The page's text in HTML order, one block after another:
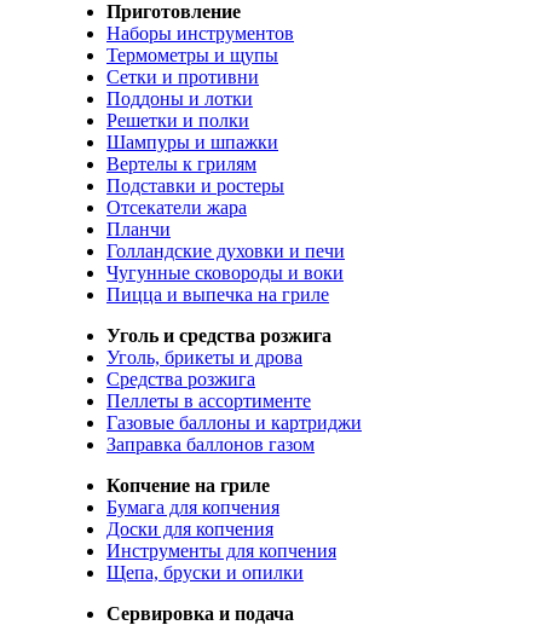
Приготовление
Наборы инструментов
Термометры и щупы
Сетки и противни
Поддоны и лотки
Решетки и полки
Шампуры и шпажки
Вертелы к грилям
Подставки и ростеры
Отсекатели жара
Планчи
Голландские духовки и печи
Чугунные сковороды и воки
Пицца и выпечка на гриле
Уголь и средства розжига
Уголь, брикеты и дрова
Средства розжига
Пеллеты в ассортименте
Газовые баллоны и картриджи
Заправка баллонов газом
Копчение на гриле
Бумага для копчения
Доски для копчения
Инструменты для копчения
Щепа, бруски и опилки
Сервировка и подача